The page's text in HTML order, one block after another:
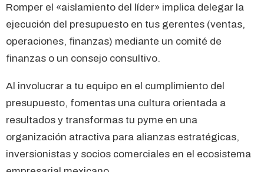
Romper el «aislamiento del líder» implica delegar la
ejecución del presupuesto en tus gerentes (ventas,
operaciones, finanzas) mediante un comité de
finanzas o un consejo consultivo.
Al involucrar a tu equipo en el cumplimiento del
presupuesto, fomentas una cultura orientada a
resultados y transformas tu pyme en una
organización atractiva para alianzas estratégicas,
inversionistas y socios comerciales en el ecosistema